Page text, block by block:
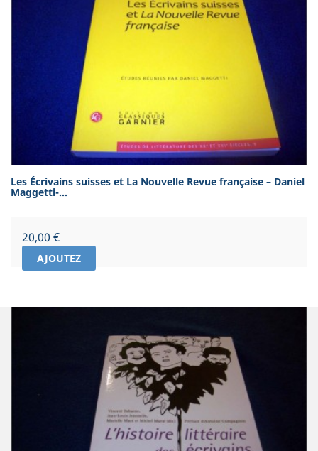
Les Écrivains suisses et La Nouvelle Revue française – Daniel
Maggetti-...
Prix
20,00 €
AJOUTEZ